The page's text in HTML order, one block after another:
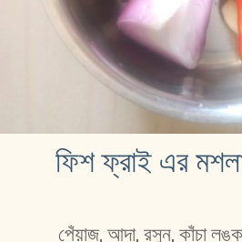
ফিশ ফ্রাই এর
পেঁয়াজ, আদা, রসুন, কাঁচা